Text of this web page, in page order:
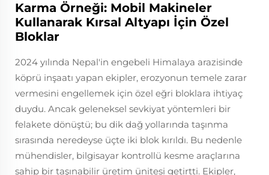
Karma Örneği: Mobil Makineler
Kullanarak Kırsal Altyapı İçin Özel
Bloklar
2024 yılında Nepal'in engebeli Himalaya arazisinde
köprü inşaatı yapan ekipler, erozyonun temele zarar
vermesini engellemek için özel eğri bloklara ihtiyaç
duydu. Ancak geleneksel sevkiyat yöntemleri bir
felakete dönüştü; bu dik dağ yollarında taşınma
sırasında neredeyse üçte iki blok kırıldı. Bu nedenle
mühendisler, bilgisayar kontrollü kesme araçlarına
sahip bir taşınabilir üretim ünitesi getirtti. Ekipler,